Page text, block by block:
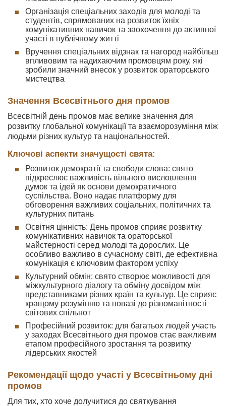
Організація спеціальних заходів для молоді та
студентів, спрямованих на розвиток їхніх
комунікативних навичок та заохочення до активної
участі в публічному житті
Вручення спеціальних відзнак та нагород найбільш
впливовим та надихаючим промовцям року, які
зробили значний внесок у розвиток ораторського
мистецтва
Значення Всесвітнього дня промов
Всесвітній день промов має велике значення для
розвитку глобальної комунікації та взаєморозуміння між
людьми різних культур та національностей.
Ключові аспекти значущості свята:
Розвиток демократії та свободи слова: свято
підкреслює важливість вільного висловлення
думок та ідей як основи демократичного
суспільства. Воно надає платформу для
обговорення важливих соціальних, політичних та
культурних питань
Освітня цінність: День промов сприяє розвитку
комунікативних навичок та ораторської
майстерності серед молоді та дорослих. Це
особливо важливо в сучасному світі, де ефективна
комунікація є ключовим фактором успіху
Культурний обмін: свято створює можливості для
міжкультурного діалогу та обміну досвідом між
представниками різних країн та культур. Це сприяє
кращому розумінню та повазі до різноманітності
світових спільнот
Професійний розвиток: для багатьох людей участь
у заходах Всесвітнього дня промов стає важливим
етапом професійного зростання та розвитку
лідерських якостей
Рекомендації щодо участі у Всесвітньому дні
промов
Для тих, хто хоче долучитися до святкування